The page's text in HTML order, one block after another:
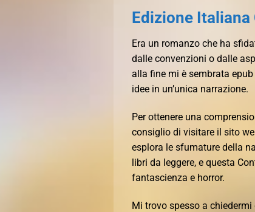
Edizione
Era un romanzo che ha
dalle convenzioni o dalle
alla fine mi è sembrata
idee in un’unica narrazione.
Per ottenere una
consiglio di visitare il sito
esplora le sfumature della
libri da leggere, e questa
fantascienza e horror.
Mi trovo spesso a